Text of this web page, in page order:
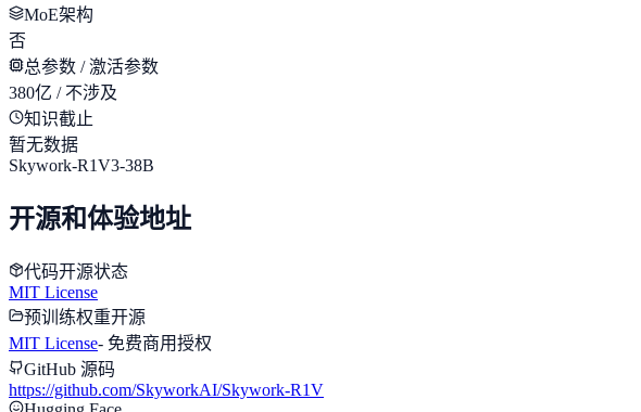
MoE架构
否
总参数 / 激活参数
380亿 / 不涉及
知识截止
暂无数据
Skywork-R1V3-38B
开源和体验地址
代码开源状态
MIT License
预训练权重开源
MIT License- 免费商用授权
GitHub 源码
https://github.com/SkyworkAI/Skywork-R1V